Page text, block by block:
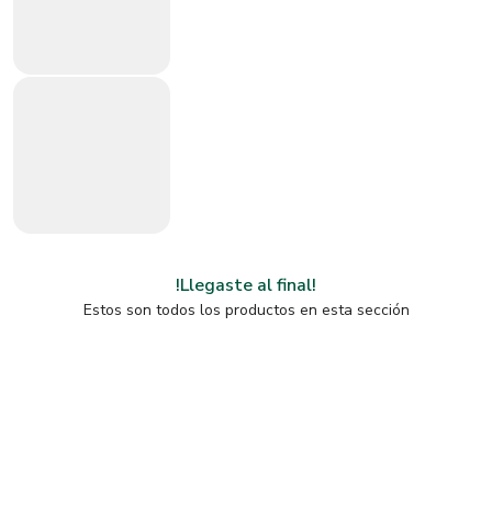
!Llegaste al final!
Estos son todos los productos en esta sección